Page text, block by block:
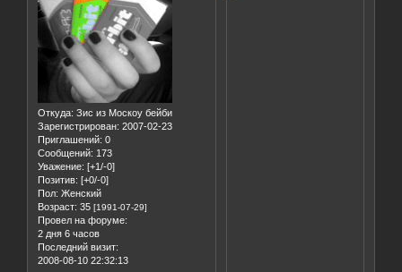
Откуда: Зис из Москоу бейби
Зарегистрирован: 2007-02-23
Приглашений: 0
Сообщений: 173
Уважение: [+1/-0]
Позитив: [+0/-0]
Пол: Женский
Возраст: 35 [1991-07-29]
Провел на форуме:
2 дня 6 часов
Последний визит:
2008-08-10 22:32:13